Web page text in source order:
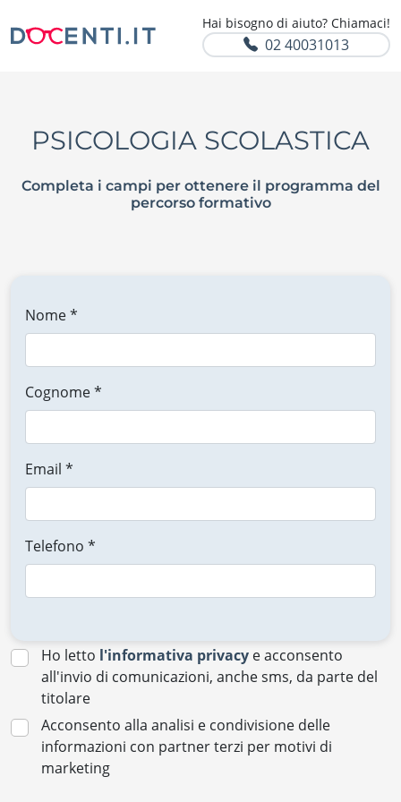
Hai bisogno di aiuto? Chiamaci!
02 40031013
PSICOLOGIA SCOLASTICA
Completa i campi per ottenere il programma del
percorso formativo
Nome *
Cognome *
Email *
Telefono *
Ho letto l'informativa privacy e acconsento
all'invio di comunicazioni, anche sms, da parte del
titolare
Acconsento alla analisi e condivisione delle
informazioni con partner terzi per motivi di
marketing